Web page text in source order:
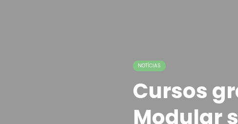
NOTÍCIAS
Cursos
Modular